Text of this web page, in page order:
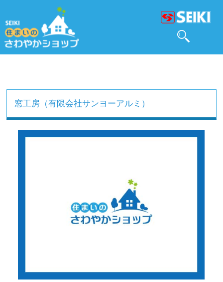
窓工房（有限会社サンヨーアルミ）